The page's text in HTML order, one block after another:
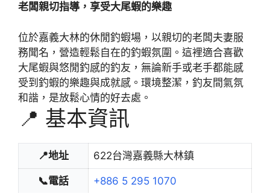
老闆親切指導，享受大尾蝦的樂趣
位於嘉義大林的休閒釣蝦場，以親切的老闆夫妻服
務聞名，營造輕鬆自在的釣蝦氛圍。這裡適合喜歡
大尾蝦與悠閒釣感的釣友，無論新手或老手都能感
受到釣蝦的樂趣與成就感。環境整潔，釣友間氣氛
和諧，是放鬆心情的好去處。
📍 基本資訊
📍地址 622台灣嘉義縣大林鎮
📞電話 +886 5 295 1070